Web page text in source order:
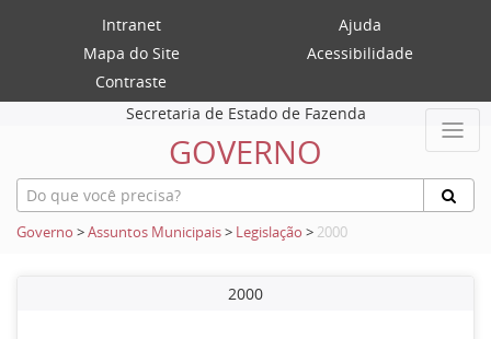
Intranet
Ajuda
Mapa do Site
Acessibilidade
Contraste
Secretaria de Estado de Fazenda
GOVERNO
Governo >Assuntos Municipais> Legislação > 2000
2000